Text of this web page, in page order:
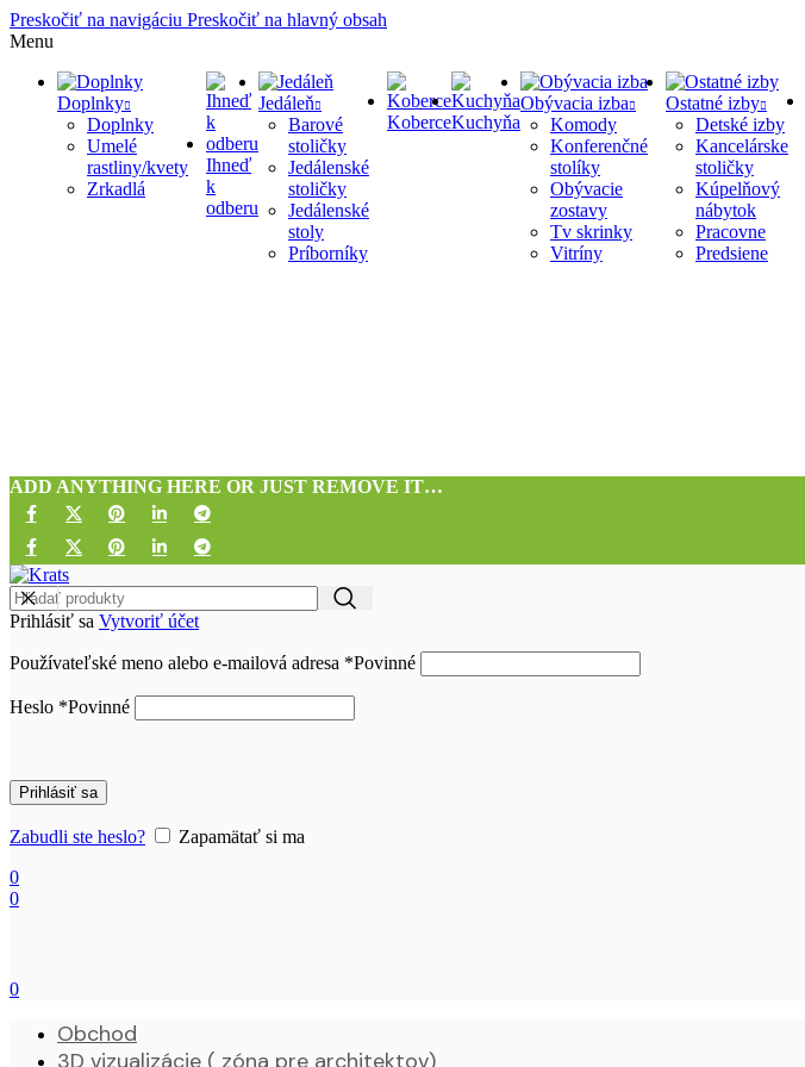
Preskočiť na navigáciu Preskočiť na hlavný obsah
Menu
Doplnky
Doplnky
Umelé
rastliny/kvety
Zrkadlá
Ihneď
k
odberu
Jedáleň
Barové
stoličky
Jedálenské
stoličky
Jedálenské
stoly
Príborníky
KoberceKuchyňa
Obývacia izba
Komody
Konferenčné
stolíky
Obývacie
zostavy
Tv skrinky
Vitríny
Ostatné izby
Detské izby
Kancelárske
stoličky
Kúpelňový
nábytok
Pracovne
Predsiene
ADD ANYTHING HERE OR JUST REMOVE IT…
Prihlásiť sa Vytvoriť účet
Používateľské meno alebo e-mailová adresa *Povinné
Heslo *Povinné
Prihlásiť sa
Zabudli ste heslo?
Zapamätať si ma
0
0
0
Obchod
3D vizualizácie ( zóna pre architektov)